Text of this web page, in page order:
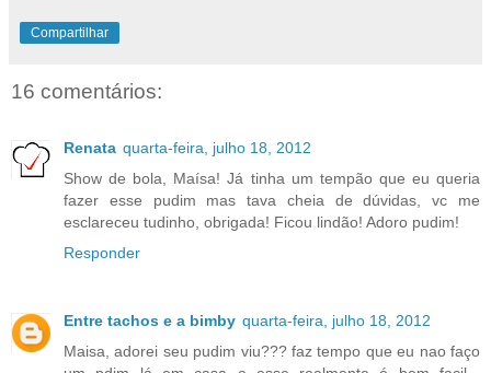
Compartilhar
16 comentários:
Renata quarta-feira, julho 18, 2012
Show de bola, Maísa! Já tinha um tempão que eu queria
fazer esse pudim mas tava cheia de dúvidas, vc me
esclareceu tudinho, obrigada! Ficou lindão! Adoro pudim!
Responder
Entre tachos e a bimby quarta-feira, julho 18, 2012
Maisa, adorei seu pudim viu??? faz tempo que eu nao faço